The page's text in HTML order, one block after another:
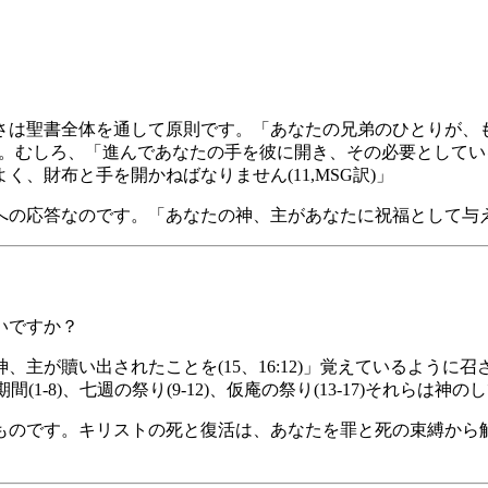
聖書全体を通して原則です。「あなたの兄弟のひとりが
むしろ、「進んであなたの手を彼に開き、その必要として
、財布と手を開かねばなりません(11,MSG訳)」
応答なのです。「あなたの神、主があなたに祝福として
ですか？
主が贖い出されたことを(15、16:12)」覚えているように
(1-8)、七週の祭り(9-12)、仮庵の祭り(13-17)それらは神の
です。キリストの死と復活は、あなたを罪と死の束縛か